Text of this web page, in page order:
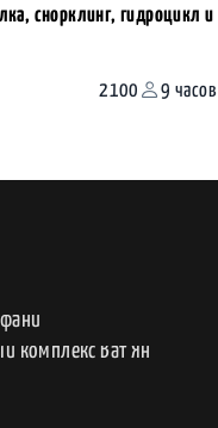
снорклинг, гидроцикл и
2100 9 часов